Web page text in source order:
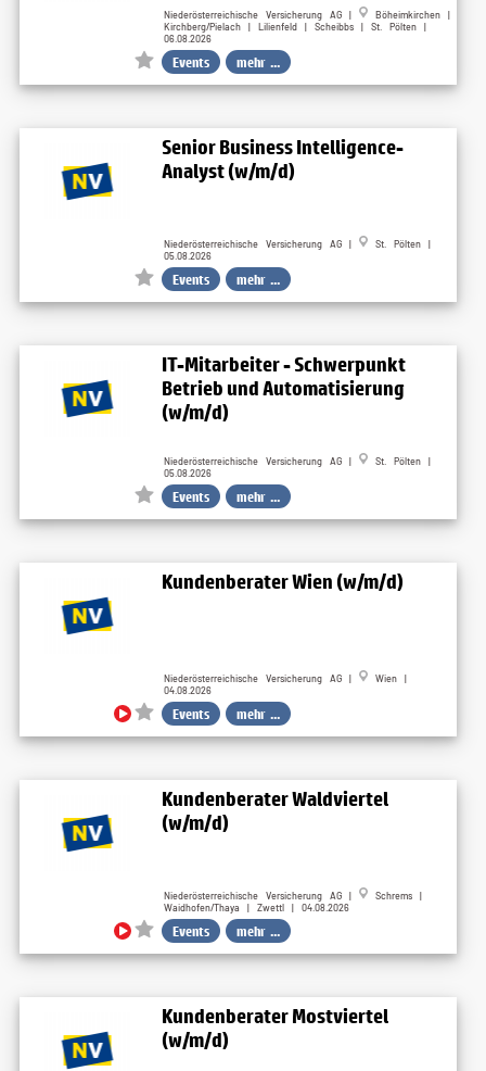
Niederösterreichische Versicherung AG |
Böheimkirchen |
Kirchberg/Pielach | Lilienfeld | Scheibbs | St. Pölten |
06.08.2026
Events mehr ...
Senior Business Intelligence-
Analyst (w/m/d)
Niederösterreichische Versicherung AG |
St. Pölten |
05.08.2026
Events mehr ...
IT-Mitarbeiter - Schwerpunkt
Betrieb und Automatisierung
(w/m/d)
Niederösterreichische Versicherung AG |
St. Pölten |
05.08.2026
Events mehr ...
Kundenberater Wien (w/m/d)
Niederösterreichische Versicherung AG |
Wien |
04.08.2026
Events mehr ...
Kundenberater Waldviertel
(w/m/d)
Niederösterreichische Versicherung AG |
Schrems |
Waidhofen/Thaya | Zwettl | 04.08.2026
Events mehr ...
Kundenberater Mostviertel
(w/m/d)